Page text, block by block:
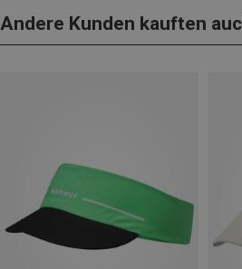
Andere Kunden kauften